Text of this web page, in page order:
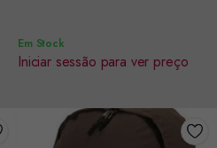
Em Stock
Iniciar sessão para ver preço